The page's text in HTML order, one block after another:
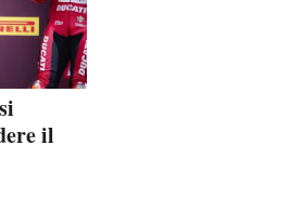
il